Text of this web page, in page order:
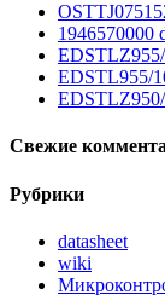
1946570000
EDSTLZ955/
EDSTL955/
EDSTLZ950/
Свежие
Рубрики
datasheet
wiki